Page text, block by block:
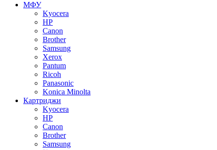
МФУ
Kyocera
HP
Canon
Brother
Samsung
Xerox
Pantum
Ricoh
Panasonic
Konica Minolta
Картриджи
Kyocera
HP
Canon
Brother
Samsung